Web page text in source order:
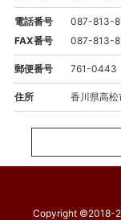
電話番号
087-813-
FAX番号
087-813-
郵便番号 761-0443
住所 香川県高
Copyright ©2018-